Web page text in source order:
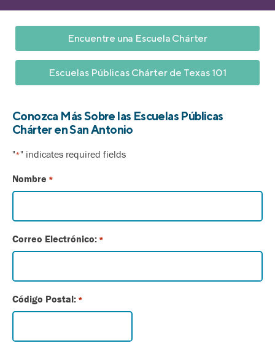
Encuentre una Escuela Chárter
Escuelas Públicas Chárter de Texas 101
Conozca Más Sobre las Escuelas Públicas
Chárter en San Antonio
"*" indicates required fields
Nombre *
Correo Electrónico: *
Código Postal: *